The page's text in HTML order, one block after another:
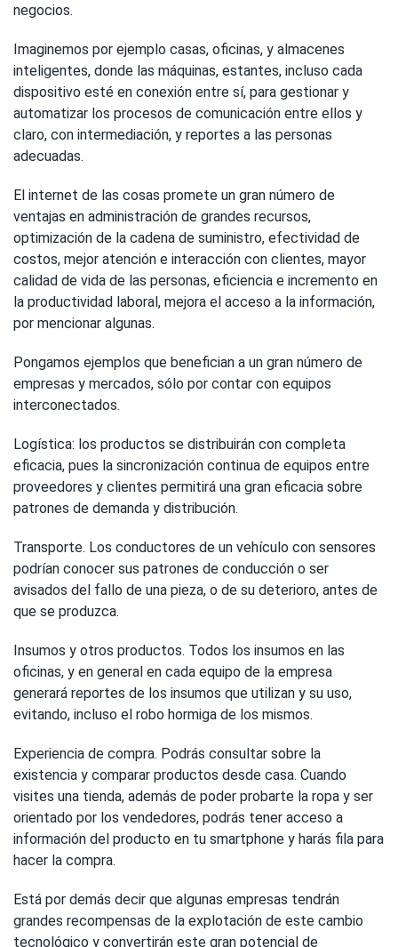
negocios.
Imaginemos por ejemplo casas, oficinas, y almacenes
inteligentes, donde las máquinas, estantes, incluso cada
dispositivo esté en conexión entre sí, para gestionar y
automatizar los procesos de comunicación entre ellos y
claro, con intermediación, y reportes a las personas
adecuadas.
El internet de las cosas promete un gran número de
ventajas en administración de grandes recursos,
optimización de la cadena de suministro, efectividad de
costos, mejor atención e interacción con clientes, mayor
calidad de vida de las personas, eficiencia e incremento en
la productividad laboral, mejora el acceso a la información,
por mencionar algunas.
Pongamos ejemplos que benefician a un gran número de
empresas y mercados, sólo por contar con equipos
interconectados.
Logística: los productos se distribuirán con completa
eficacia, pues la sincronización continua de equipos entre
proveedores y clientes permitirá una gran eficacia sobre
patrones de demanda y distribución.
Transporte. Los conductores de un vehículo con sensores
podrían conocer sus patrones de conducción o ser
avisados del fallo de una pieza, o de su deterioro, antes de
que se produzca.
Insumos y otros productos. Todos los insumos en las
oficinas, y en general en cada equipo de la empresa
generará reportes de los insumos que utilizan y su uso,
evitando, incluso el robo hormiga de los mismos.
Experiencia de compra. Podrás consultar sobre la
existencia y comparar productos desde casa. Cuando
visites una tienda, además de poder probarte la ropa y ser
orientado por los vendedores, podrás tener acceso a
información del producto en tu smartphone y harás fila para
hacer la compra.
Está por demás decir que algunas empresas tendrán
grandes recompensas de la explotación de este cambio
tecnológico y convertirán este gran potencial de